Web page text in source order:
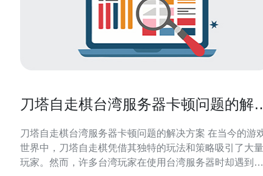
刀塔自走棋台湾服务器卡顿问题的解
刀塔自走棋台湾服务器卡顿问题的解决方案 在当今的游戏
世界中，刀塔自走棋凭借其独特的玩法和策略吸引了大量
玩家。然而，许多台湾玩家在使用台湾服务器时却遇到了